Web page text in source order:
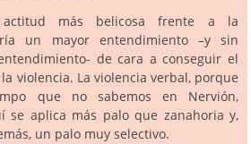
actitud más belicosa frente a la
un mayor entendimiento –y sin
de cara a conseguir el
violencia. La violencia verbal, porque
que no sabemos en Nervión,
se aplica más palo que zanahoria y,
un palo muy selectivo.